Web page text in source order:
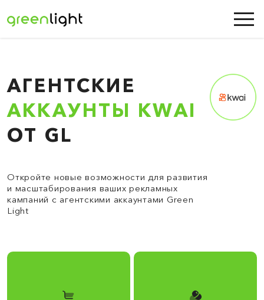
АГЕНТСКИЕ
АККАУНТЫ KWAI
ОТ GL
Откройте новые возможности для развития
и масштабирования ваших рекламных
кампаний с агентскими аккаунтами Green
Light